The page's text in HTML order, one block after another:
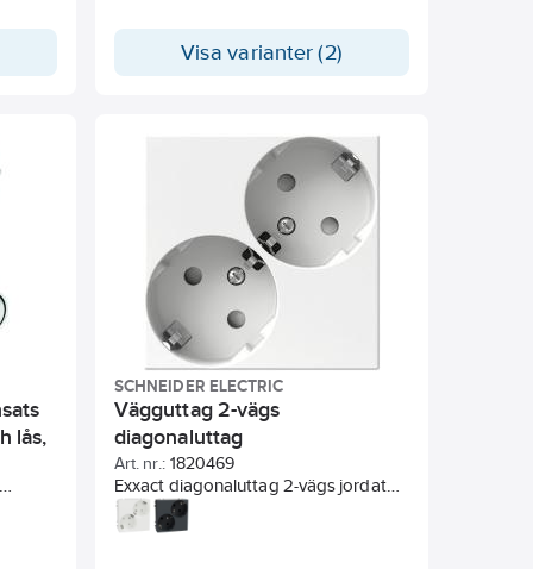
Kompletteras med valfri Exxact ram.
Visa varianter (2)
lås,
i
SCHNEIDER ELECTRIC
Vägguttag 2-vägs
diagonaluttag
Art. nr.: 1820469
Exxact diagonaluttag 2-vägs jordat
snabbanslutning för 71x71mm
öppning.